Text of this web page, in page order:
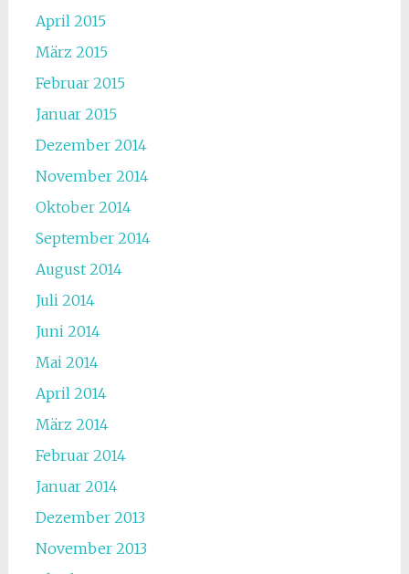
April 2015
März 2015
Februar 2015
Januar 2015
Dezember 2014
November 2014
Oktober 2014
September 2014
August 2014
Juli 2014
Juni 2014
Mai 2014
April 2014
März 2014
Februar 2014
Januar 2014
Dezember 2013
November 2013